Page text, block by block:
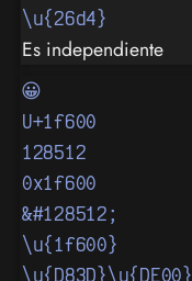
\u{26d4}
Es independiente
😀
U+1f600
128512
0x1f600
&#128512;
\u{1f600}
\u{D83D}\u{DE00}